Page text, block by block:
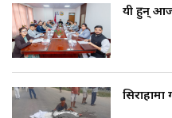
यी हुन्